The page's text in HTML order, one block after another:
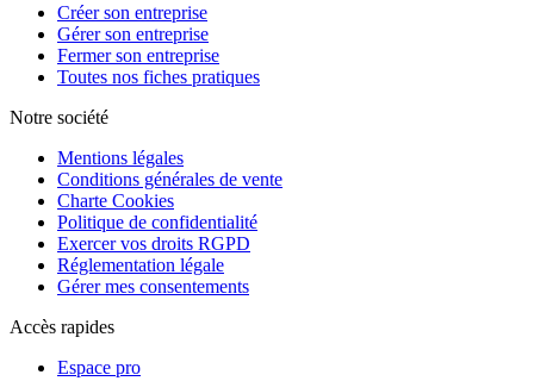
Créer son entreprise
Gérer son entreprise
Fermer son entreprise
Toutes nos fiches pratiques
Notre société
Mentions légales
Conditions générales de vente
Charte Cookies
Politique de confidentialité
Exercer vos droits RGPD
Réglementation légale
Gérer mes consentements
Accès rapides
Espace pro